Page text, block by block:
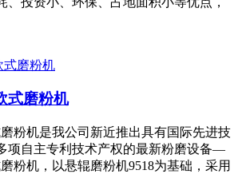
式磨粉机
粉机是我公司新近推出具有国际先进技
项自主专利技术产权的最新粉磨设备—
粉机，以悬辊磨粉机9518为基础，采用